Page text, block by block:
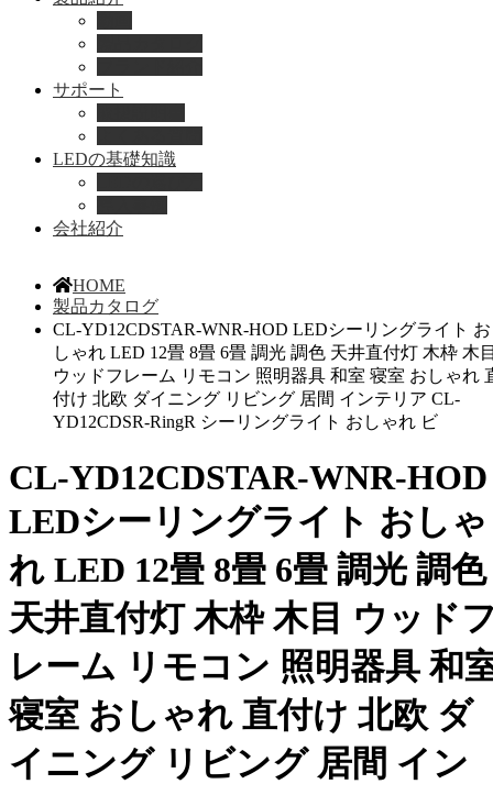
サポート
LEDの基礎知識
会社紹介
HOME
製品カタログ
CL-YD12CDSTAR-WNR-HOD LEDシーリングライト お
しゃれ LED 12畳 8畳 6畳 調光 調色 天井直付灯 木枠 木
ウッドフレーム リモコン 照明器具 和室 寝室 おしゃれ
付け 北欧 ダイニング リビング 居間 インテリア CL-
YD12CDSR-RingR シーリングライト おしゃれ ビ
CL-YD12CDSTAR-WNR-HOD
LEDシーリングライト おしゃ
れ LED 12畳 8畳 6畳 調光 調色
天井直付灯 木枠 木目 ウッド
レーム リモコン 照明器具 和
寝室 おしゃれ 直付け 北欧 ダ
イニング リビング 居間 イン